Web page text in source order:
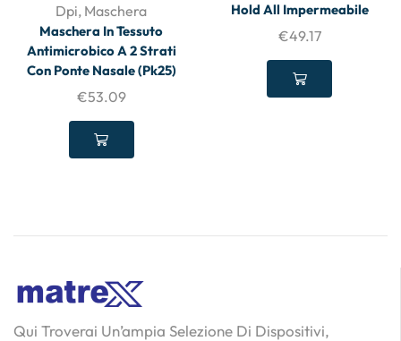
Dpi, Maschera
Maschera In Tessuto
Antimicrobico A 2 Strati
Con Ponte Nasale (Pk25)
€53.09
Hold All Impermeabile
€49.17
Qui Troverai Un’ampia Selezione Di Dispositivi,